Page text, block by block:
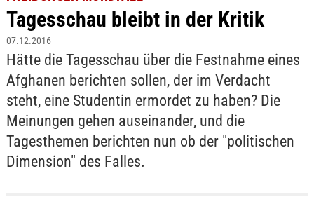
Tagesschau bleibt in der Kritik
07.12.2016
Hätte die Tagesschau über die Festnahme eines
Afghanen berichten sollen, der im Verdacht
steht, eine Studentin ermordet zu haben? Die
Meinungen gehen auseinander, und die
Tagesthemen berichten nun ob der "politischen
Dimension" des Falles.